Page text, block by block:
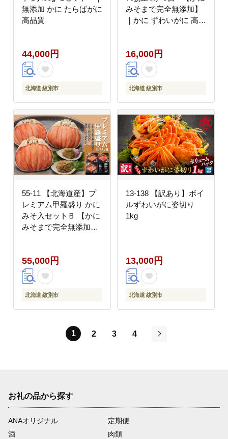
無添加 かに たらばがに
高品質
44,000円
北海道 紋別市
みそまで完全無添加】
｜かに ずわいがに 高品
16,000円
北海道 紋別市
55-11 【北海道産】プ
レミアム甲羅盛り かに
みそ入セットＢ 【かに
みそまで完全無添加】
55,000円
北海道 紋別市
13-138 【訳あり】ボイ
ルずわいがに姿切り
1kg
13,000円
北海道 紋別市
1 2 3
4
お礼の品から探す
ANAオリジナル
定期便
酒
肉類